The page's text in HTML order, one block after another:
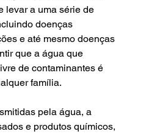
levar a uma série de
doenças
e até mesmo doenças
que a água que
de contaminantes é
família.
pela água, a
e produtos químicos,